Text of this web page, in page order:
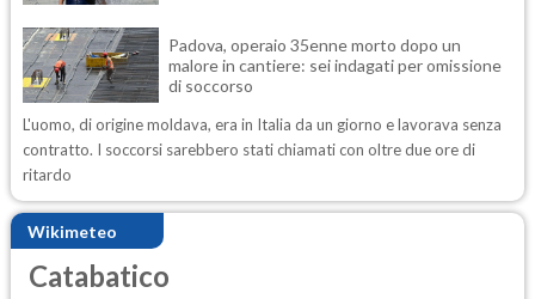
Padova, operaio 35enne morto dopo un
malore in cantiere: sei indagati per omissione
di soccorso
L'uomo, di origine moldava, era in Italia da un giorno e lavorava senza
contratto. I soccorsi sarebbero stati chiamati con oltre due ore di
ritardo
Wikimeteo
Catabatico